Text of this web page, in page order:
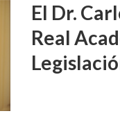
El Dr.
Real